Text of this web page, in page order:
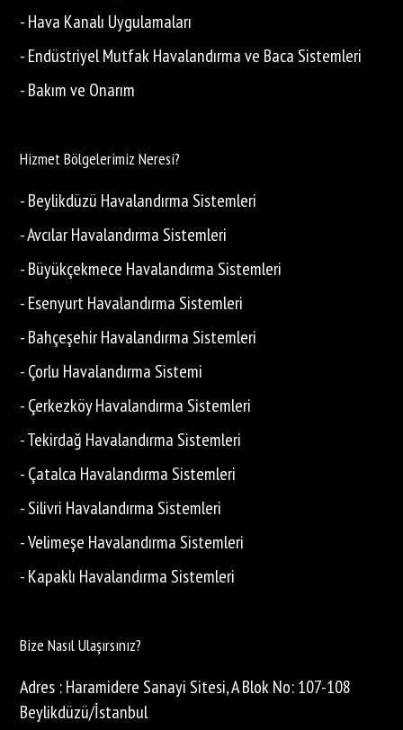
- Hava Kanalı Uygulamaları
- Endüstriyel Mutfak Havalandırma ve Baca Sistemleri
- Bakım ve Onarım
Hizmet Bölgelerimiz Neresi?
- Beylikdüzü Havalandırma Sistemleri
- Avcılar Havalandırma Sistemleri
- Büyükçekmece Havalandırma Sistemleri
- Esenyurt Havalandırma Sistemleri
- Bahçeşehir Havalandırma Sistemleri
- Çorlu Havalandırma Sistemi
- Çerkezköy Havalandırma Sistemleri
- Tekirdağ Havalandırma Sistemleri
- Çatalca Havalandırma Sistemleri
- Silivri Havalandırma Sistemleri
- Velimeşe Havalandırma Sistemleri
- Kapaklı Havalandırma Sistemleri
Bize Nasıl Ulaşırsınız?
Adres : Haramidere Sanayi Sitesi, A Blok No: 107-108
Beylikdüzü/İstanbul